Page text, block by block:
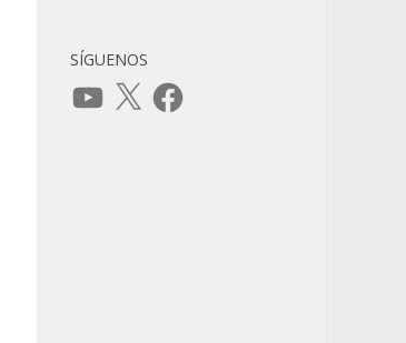
SÍGUENOS
YouTube
X Facebook